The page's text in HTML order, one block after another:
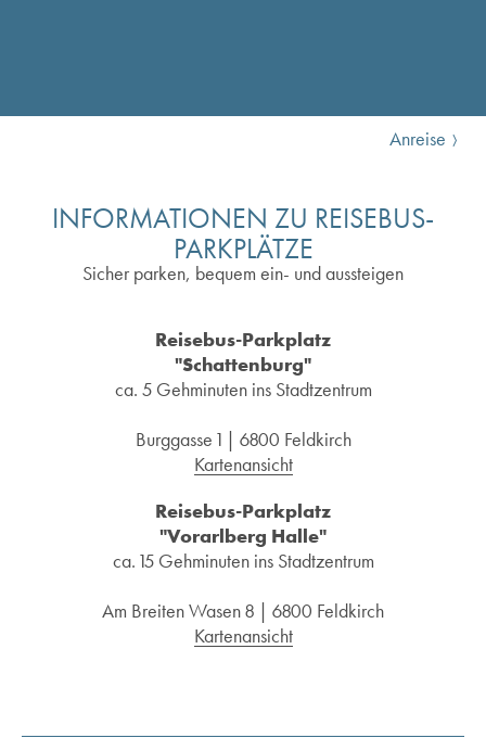
Anreise
INFORMATIONEN ZU REISEBUS-
PARKPLÄTZE
Sicher parken, bequem ein- und aussteigen
Reisebus-Parkplatz
"Schattenburg"
ca. 5 Gehminuten ins Stadtzentrum
Burggasse 1 | 6800 Feldkirch
Kartenansicht
Reisebus-Parkplatz
"Vorarlberg Halle"
ca. 15 Gehminuten ins Stadtzentrum
Am Breiten Wasen 8 | 6800 Feldkirch
Kartenansicht